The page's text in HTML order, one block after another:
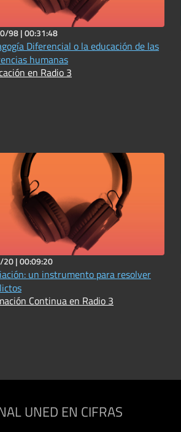
98 |00:31:48
Diferencial o la educación de las
humanas
en Radio 3
|00:09:20
un instrumento para resolver
Continua en Radio 3
UNED EN CIFRAS